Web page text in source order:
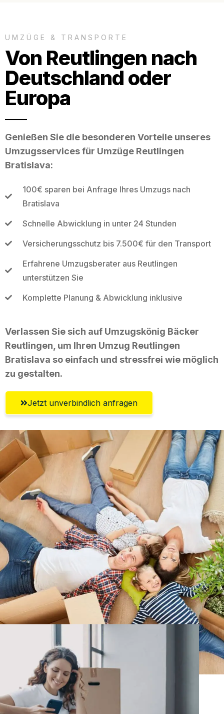
UMZÜGE & TRANSPORTE
Von Reutlingen nach
Deutschland oder
Europa
Genießen Sie die besonderen Vorteile unseres
Umzugsservices für Umzüge Reutlingen
Bratislava:
100€ sparen bei Anfrage Ihres Umzugs nach
Bratislava
Schnelle Abwicklung in unter 24 Stunden
Versicherungsschutz bis 7.500€ für den Transport
Erfahrene Umzugsberater aus Reutlingen
unterstützen Sie
Komplette Planung & Abwicklung inklusive
Verlassen Sie sich auf Umzugskönig Bäcker
Reutlingen, um Ihren Umzug Reutlingen
Bratislava so einfach und stressfrei wie möglich
zu gestalten.
Jetzt unverbindlich anfragen